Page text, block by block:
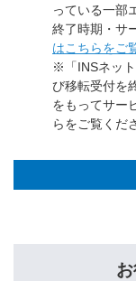
っている一部
終了時期・サ
はこちらをご
※「INSネッ
び移転受付を
をもってサー
らをご覧くだ